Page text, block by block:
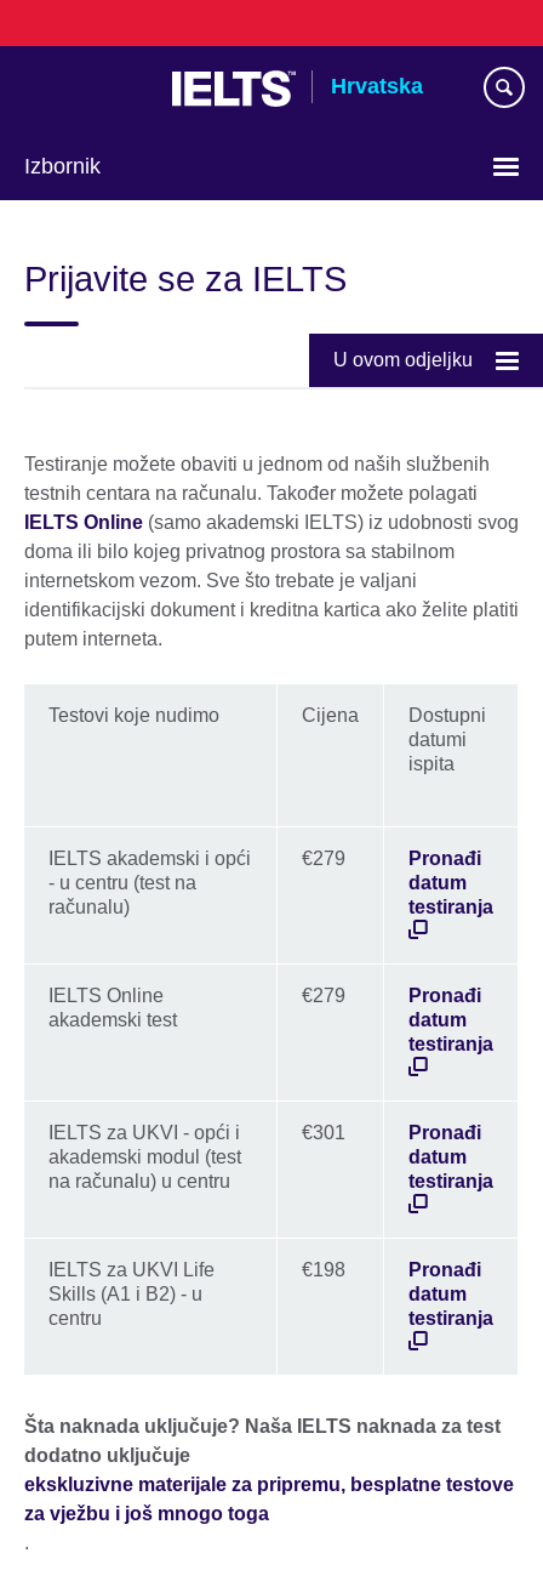
to
Hrvatska
Izbornik
Prijavite se za IELTS
U ovom odjeljku
Testiranje možete obaviti u jednom od naših službenih
testnih centara na računalu. Također možete polagati
IELTS Online (samo akademski IELTS) iz udobnosti svog
doma ili bilo kojeg privatnog prostora sa stabilnom
internetskom vezom. Sve što trebate je valjani
identifikacijski dokument i kreditna kartica ako želite platiti
putem interneta.
Testovi koje nudimo Cijena
Dostupni
datumi
ispita
IELTS akademski i opći
- u centru (test na
računalu)
€279
Pronađi
datum
testiranja
IELTS Online
akademski test
€279
Pronađi
datum
testiranja
IELTS za UKVI - opći i
akademski modul (test
na računalu) u centru
€301
Pronađi
datum
testiranja
IELTS za UKVI Life
Skills (A1 i B2) - u
centru
€198
Pronađi
datum
testiranja
Šta naknada uključuje? Naša IELTS naknada za test
dodatno uključuje
ekskluzivne materijale za pripremu, besplatne testove
za vježbu i još mnogo toga
.